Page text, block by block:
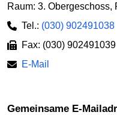
Raum: 3. Obergeschoss,
Tel.: (030) 902491038
Fax: (030) 902491039
E-Mail
gemeinsame E-